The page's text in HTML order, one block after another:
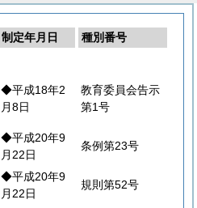
制定年月日
種別番号
◆平成18年2
月8日
教育委員会告示
第1号
◆平成20年9
月22日
条例第23号
◆平成20年9
月22日
規則第52号